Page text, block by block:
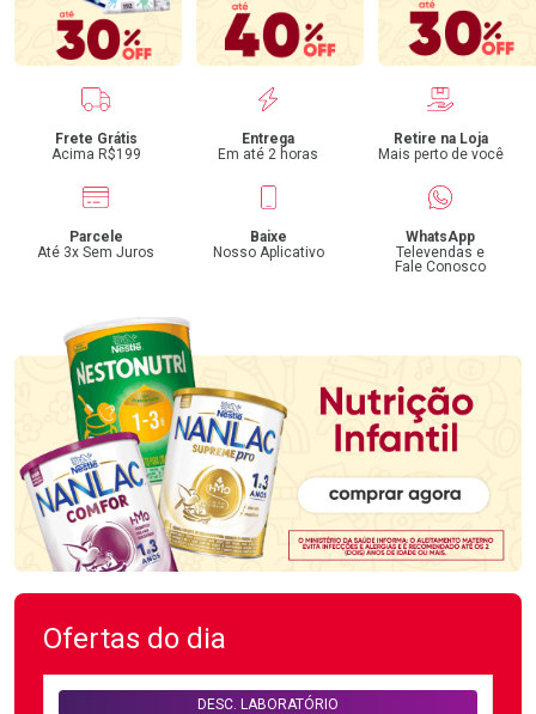
Benefícios
Frete Grátis
Acima R$199
Entrega
Em até 2 horas
Retire na Loja
Mais perto de você
Parcele
Até 3x Sem Juros
Baixe
Nosso Aplicativo
WhatsApp
Televendas e
Fale Conosco
Ofertas do dia
DESC. LABORATÓRIO